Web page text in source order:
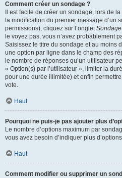
Comment créer un sondage ?
Il est facile de créer un sondage, lors de
la modification du premier message d’un
permissions), cliquez sur l’ongletSondage
le voyez pas, vous n’avez probablement
Saisissez le titre du sondage et au moins
une option par ligne dans le champ des
le nombre de réponses qu’un utilisateur
« Option(s) par l’utilisateur », limiter la
pour une durée illimitée) et enfin
vote.
Haut
Pourquoi ne puis-je pas ajouter plus
Le nombre d’options maximum par
vous avez besoin d’indiquer plus
Haut
Comment modifier ou supprimer un